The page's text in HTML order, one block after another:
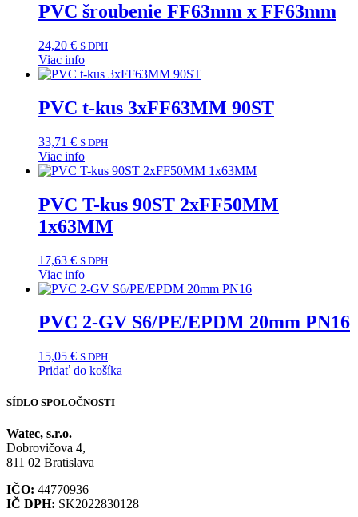
PVC šroubenie FF63mm x FF63mm
24,20 € S DPH
Viac info
PVC t-kus 3xFF63MM 90ST
33,71 € S DPH
Viac info
PVC T-kus 90ST 2xFF50MM
1x63MM
17,63 € S DPH
Viac info
PVC 2-GV S6/PE/EPDM 20mm PN16
15,05 € S DPH
Pridať do košíka
SÍDLO SPOLOČNOSTI
Watec, s.r.o.
Dobrovičova 4,
811 02 Bratislava
IČO: 44770936
IČ DPH: SK2022830128